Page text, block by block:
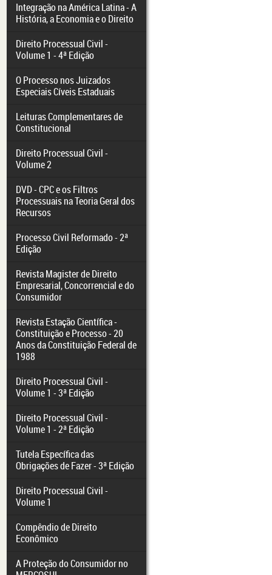
Integração na América Latina - A
História, a Economia e o Direito
Direito Processual Civil -
Volume 1 - 4ª Edição
O Processo nos Juizados
Especiais Cíveis Estaduais
Leituras Complementares de
Constitucional
Direito Processual Civil -
Volume 2
DVD - CPC e os Filtros
Processuais na Teoria Geral dos
Recursos
Processo Civil Reformado - 2ª
Edição
Revista Magister de Direito
Empresarial, Concorrencial e do
Consumidor
Revista Estação Científica -
Constituição e Processo - 20
Anos da Constituição Federal de
1988
Direito Processual Civil -
Volume 1 - 3ª Edição
Direito Processual Civil -
Volume 1 - 2ª Edição
Tutela Específica das
Obrigações de Fazer - 3ª Edição
Direito Processual Civil -
Volume 1
Compêndio de Direito
Econômico
A Proteção do Consumidor no